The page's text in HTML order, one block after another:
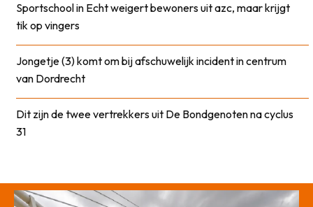
Sportschool in Echt weigert bewoners uit azc, maar krijgt
tik op vingers
Jongetje (3) komt om bij afschuwelijk incident in centrum
van Dordrecht
Dit zijn de twee vertrekkers uit De Bondgenoten na cyclus
31